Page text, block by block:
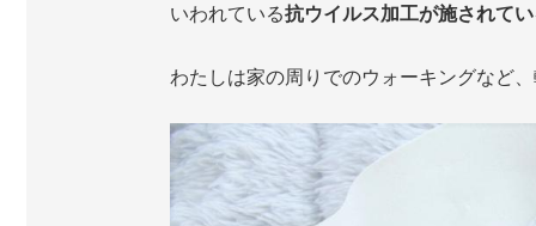
いわれている抗ウイルス加工が施されて
わたしは家の周りでのウォーキングなど